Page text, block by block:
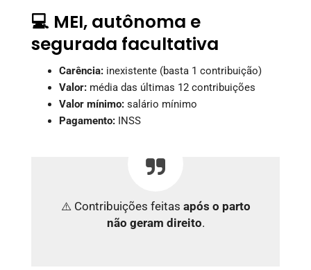
💻 MEI, autônoma e
segurada facultativa
Carência: inexistente (basta 1 contribuição)
Valor: média das últimas 12 contribuições
Valor mínimo: salário mínimo
Pagamento: INSS
⚠️ Contribuições feitas após o parto
não geram direito.